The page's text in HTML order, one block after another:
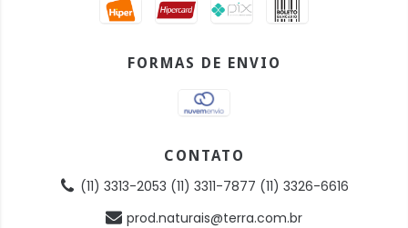
FORMAS DE ENVIO
CONTATO
(11) 3313-2053 (11) 3311-7877 (11) 3326-6616
prod.naturais@terra.com.br